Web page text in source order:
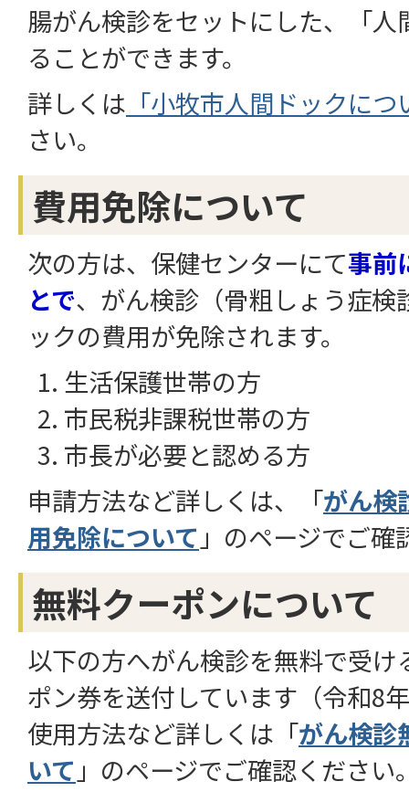
腸がん検診をセットにした、「
ることができます。
詳しくは 「小牧市人間ドックにつ
さい。
費用免除について
次の方は、保健センターにて事前
とで、がん検診（骨粗しょう症検
ックの費用が免除されます。
生活保護世帯の方
市民税非課税世帯の方
市長が必要と認める方
申請方法など詳しくは、「がん検
用免除について 」のページでご確
無料クーポンについて
以下の方へがん検診を無料で受け
ポン券を送付しています（令和8
使用方法など詳しくは「がん検診
いて 」のページでご確認ください